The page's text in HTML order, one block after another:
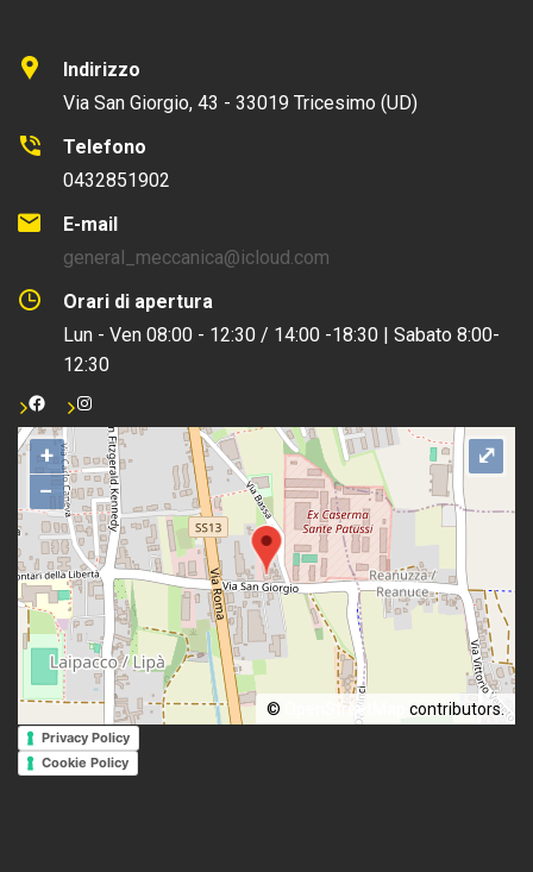
Indirizzo
Via San Giorgio, 43 - 33019 Tricesimo (UD)
Telefono
0432851902
E-mail
general_meccanica@icloud.com
Orari di apertura
Lun - Ven 08:00 - 12:30 / 14:00 -18:30 | Sabato 8:00-
12:30
+
−
© OpenStreetMap contributors.
⤢
Privacy Policy
Cookie Policy